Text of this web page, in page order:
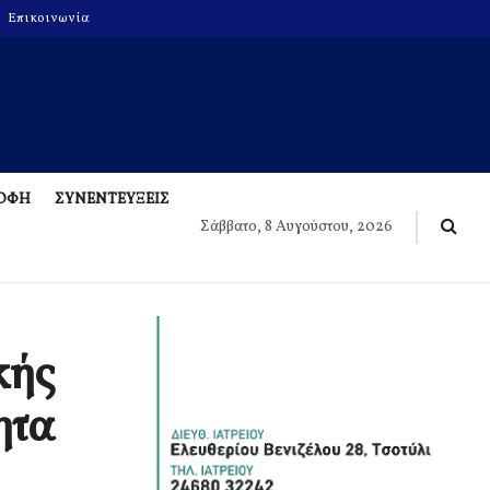
Επικοινωνία
ΣΥΝΕΝΤΕΥΞΕΙΣ
Σάββατο, 8 Αυγούστου, 2026